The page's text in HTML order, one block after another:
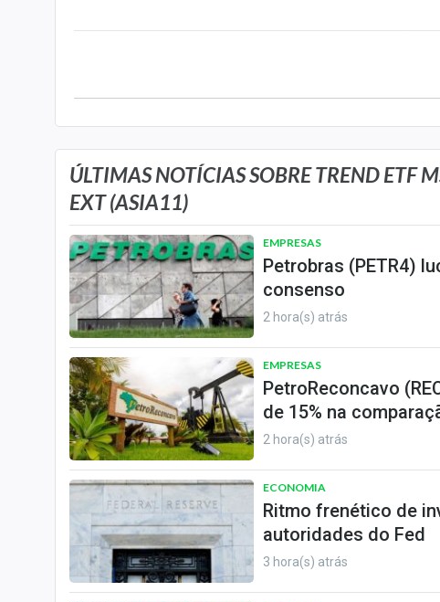
ExpedienteÚLTIMAS NOTÍCIAS SOBRE TREND ETF
EXT (ASIA11)
EMPRESAS
Petrobras (PETR4)
consenso
2 hora(s) atrás
EMPRESAS
PetroReconcavo
de 15% na
2 hora(s) atrás
ECONOMIA
Ritmo frenético de
autoridades do Fed
3 hora(s) atrás